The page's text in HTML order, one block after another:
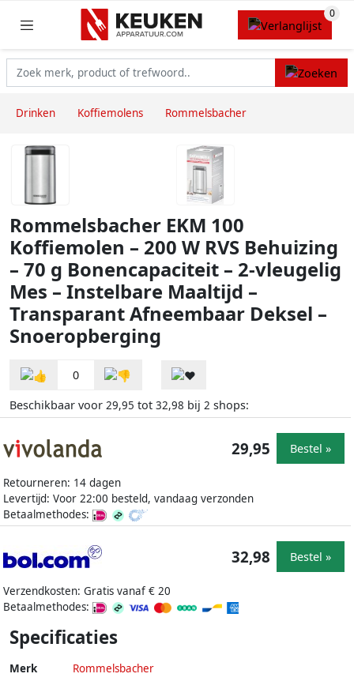
Drinken Koffiemolens Rommelsbacher
Rommelsbacher EKM 100
Koffiemolen – 200 W RVS Behuizing
– 70 g Bonencapaciteit – 2-vleugelig
Mes – Instelbare Maaltijd –
Transparant Afneembaar Deksel –
Snoeropberging
0
Beschikbaar voor 29,95 tot 32,98 bij 2 shops:
Retourneren: 14 dagen
Levertijd: Voor 22:00 besteld, vandaag verzonden
Betaalmethodes:
29,95 Bestel »
Verzendkosten: Gratis vanaf € 20
Betaalmethodes:
32,98 Bestel »
Specificaties
Merk Rommelsbacher